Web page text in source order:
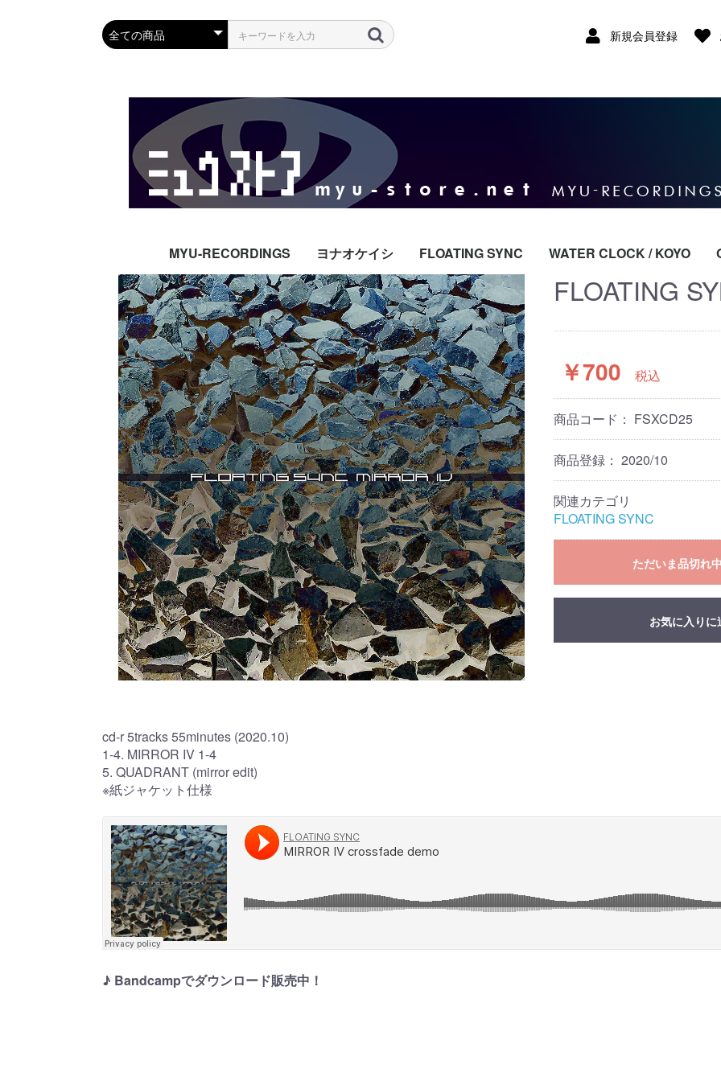
新規会員登録
MYU-RECORDINGS ヨナオケイシ FLOATING SYNC WATER CLOCK / KOYO
FLOATING
￥700 税込
商品コード： FSXCD25
商品登録： 2020/10
関連カテゴリ
FLOATING SYNC
ただいま品切れ中
お気に入りに
cd-r 5tracks 55minutes (2020.10)
1-4. MIRROR IV 1-4
5. QUADRANT (mirror edit)
※紙ジャケット仕様
♪ Bandcampでダウンロード販売中！